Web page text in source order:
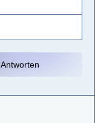
Antworten